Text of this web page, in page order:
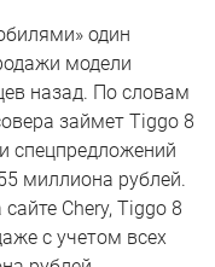
один
модели
назад. По словам
займет Tiggo 8
спецпредложений
миллиона рублей.
Сhery, Tiggo 8
с учетом всех